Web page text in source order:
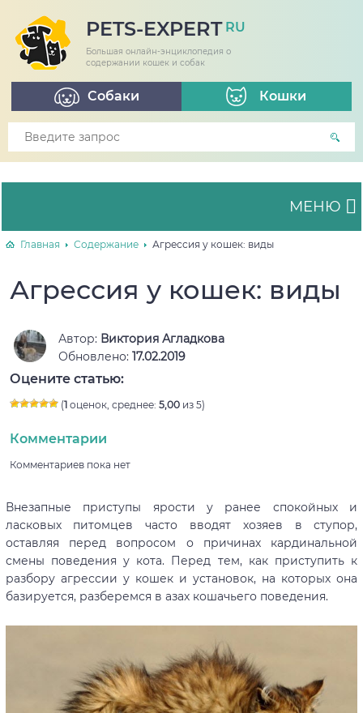
PETS-EXPERT RU
Большая онлайн-энциклопедия о
содержании кошек и собак
Собаки Кошки
МЕНЮ
Главная Содержание Агрессия у кошек: виды
Агрессия у кошек: виды
Автор: Виктория Агладкова
Обновлено: 17.02.2019
Оцените статью:
(1оценок, среднее: 5,00из 5)
Комментарии
Комментариев пока нет
Внезапные приступы ярости у ранее спокойных и
ласковых питомцев часто вводят хозяев в ступор,
оставляя перед вопросом о причинах кардинальной
смены поведения у кота. Перед тем, как приступить к
разбору агрессии у кошек и установок, на которых она
базируется, разберемся в азах кошачьего поведения.